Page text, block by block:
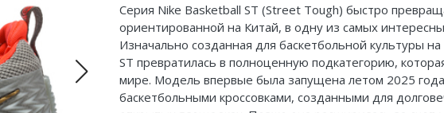
Серия Nike Basketball ST (Street Tough) быстро
ориентированной на Китай, в одну из самых
Изначально созданная для баскетбольной культуры
ST превратилась в полноценную подкатегорию,
мире. Модель впервые была запущена летом 2025
баскетбольными кроссовками, созданными для